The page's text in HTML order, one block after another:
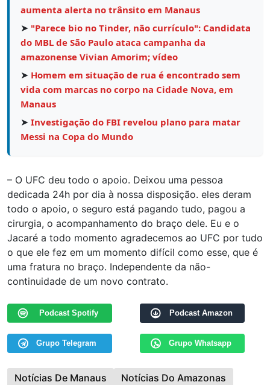
aumenta alerta no trânsito em Manaus
➤ "Parece bio no Tinder, não currículo": Candidata
do MBL de São Paulo ataca campanha da
amazonense Vivian Amorim; vídeo
➤ Homem em situação de rua é encontrado sem
vida com marcas no corpo na Cidade Nova, em
Manaus
➤ Investigação do FBI revelou plano para matar
Messi na Copa do Mundo
– O UFC deu todo o apoio. Deixou uma pessoa
dedicada 24h por dia à nossa disposição. eles deram
todo o apoio, o seguro está pagando tudo, pagou a
cirurgia, o acompanhamento do braço dele. Eu e o
Jacaré a todo momento agradecemos ao UFC por tudo
o que ele fez em um momento difícil como esse, que é
uma fratura no braço. Independente da não-
continuidade de um novo contrato.
Podcast Spotify Podcast Amazon
Grupo Telegram Grupo Whatsapp
Notícias De Manaus
Notícias Do Amazonas